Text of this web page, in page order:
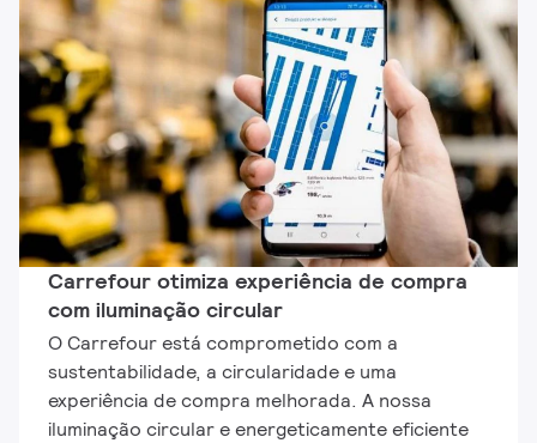
Carrefour otimiza experiência de compra
com iluminação circular
O Carrefour está comprometido com a
sustentabilidade, a circularidade e uma
experiência de compra melhorada. A nossa
iluminação circular e energeticamente eficiente